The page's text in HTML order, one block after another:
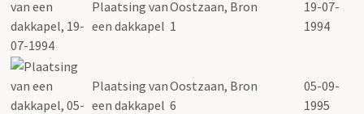
Plaatsing van
een dakkapel
Oostzaan, Bron
1
19-07-
1994
Plaatsing van
een dakkapel
Oostzaan, Bron
6
05-09-
1995